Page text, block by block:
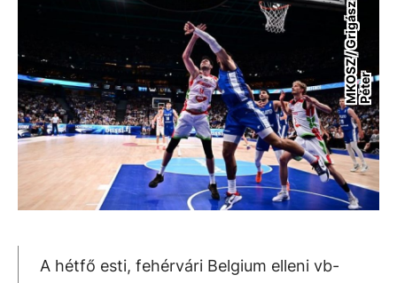
M
K
O
S
Z
/
G
r
i
g
á
s
z
P
é
t
er
A hétfő esti, fehérvári Belgium elleni vb-